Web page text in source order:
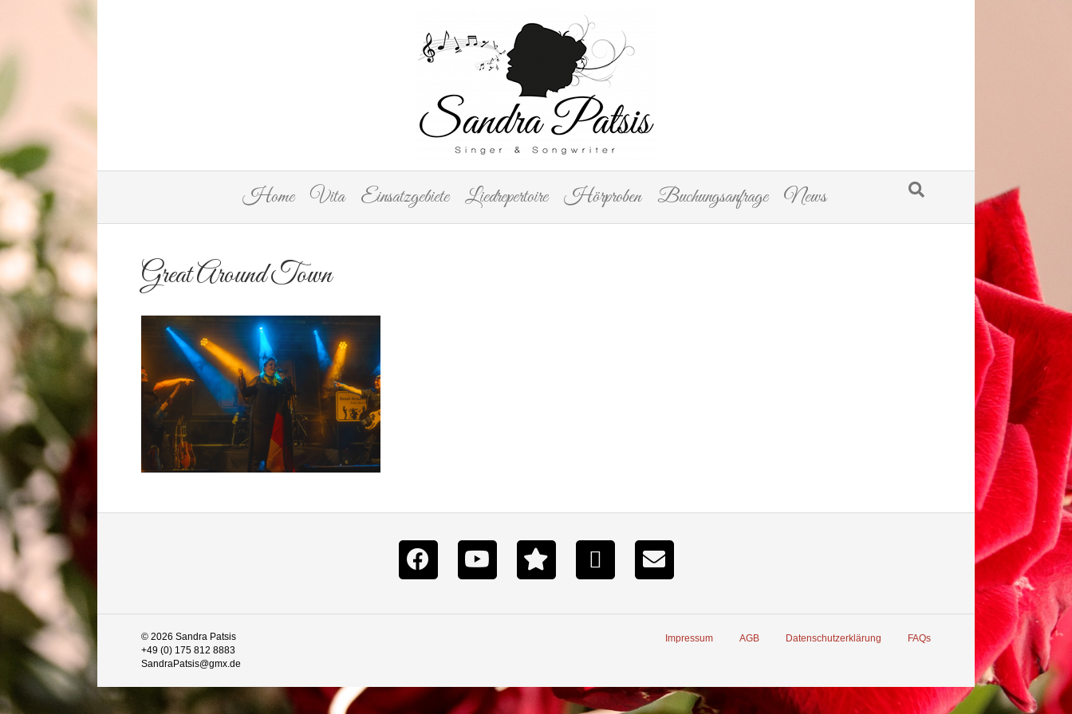
Home Vita Einsatzgebiete Liedrepertoire Hörproben Buchungsanfrage News
Great Around Town
© 2026 Sandra Patsis
+49 (0) 175 812 8883
SandraPatsis@gmx.de
Impressum AGB Datenschutzerklärung FAQs